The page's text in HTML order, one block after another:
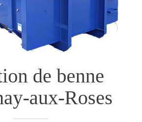
de benne
aux-Roses